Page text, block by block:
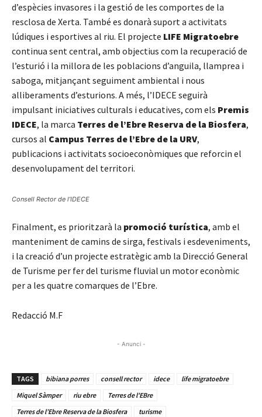
d’espècies invasores i la gestió de les comportes de la
resclosa de Xerta. També es donarà suport a activitats
lúdiques i esportives al riu. El projecte LIFE Migratoebre
continua sent central, amb objectius com la recuperació de
l’esturió i la millora de les poblacions d’anguila, llamprea i
saboga, mitjançant seguiment ambiental i nous
alliberaments d’esturions. A més, l’IDECE seguirà
impulsant iniciatives culturals i educatives, com els Premis
IDECE, la marca Terres de l’Ebre Reserva de la Biosfera,
cursos al Campus Terres de l’Ebre de la URV,
publicacions i activitats socioeconòmiques que reforcin el
desenvolupament del territori.
Consell Rector de l’IDECE
Finalment, es prioritzarà la promoció turística, amb el
manteniment de camins de sirga, festivals i esdeveniments,
i la creació d’un projecte estratègic amb la Direcció General
de Turisme per fer del turisme fluvial un motor econòmic
per a les quatre comarques de l’Ebre.
Redacció M.F
- Anunci -
TAGS bibiana porres consell rector idece
life migratoebre
Miquel Sàmper
riu ebre
Terres de l'EBre
Terres de l’Ebre Reserva de la Biosfera
turisme